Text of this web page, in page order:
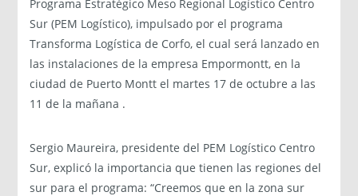
Programa Estratégico Meso Regional Logístico Centro
Sur (PEM Logístico), impulsado por el programa
Transforma Logística de Corfo, el cual será lanzado en
las instalaciones de la empresa Empormontt, en la
ciudad de Puerto Montt el martes 17 de octubre a las
11 de la mañana .
Sergio Maureira, presidente del PEM Logístico Centro
Sur, explicó la importancia que tienen las regiones del
sur para el programa: “Creemos que en la zona sur